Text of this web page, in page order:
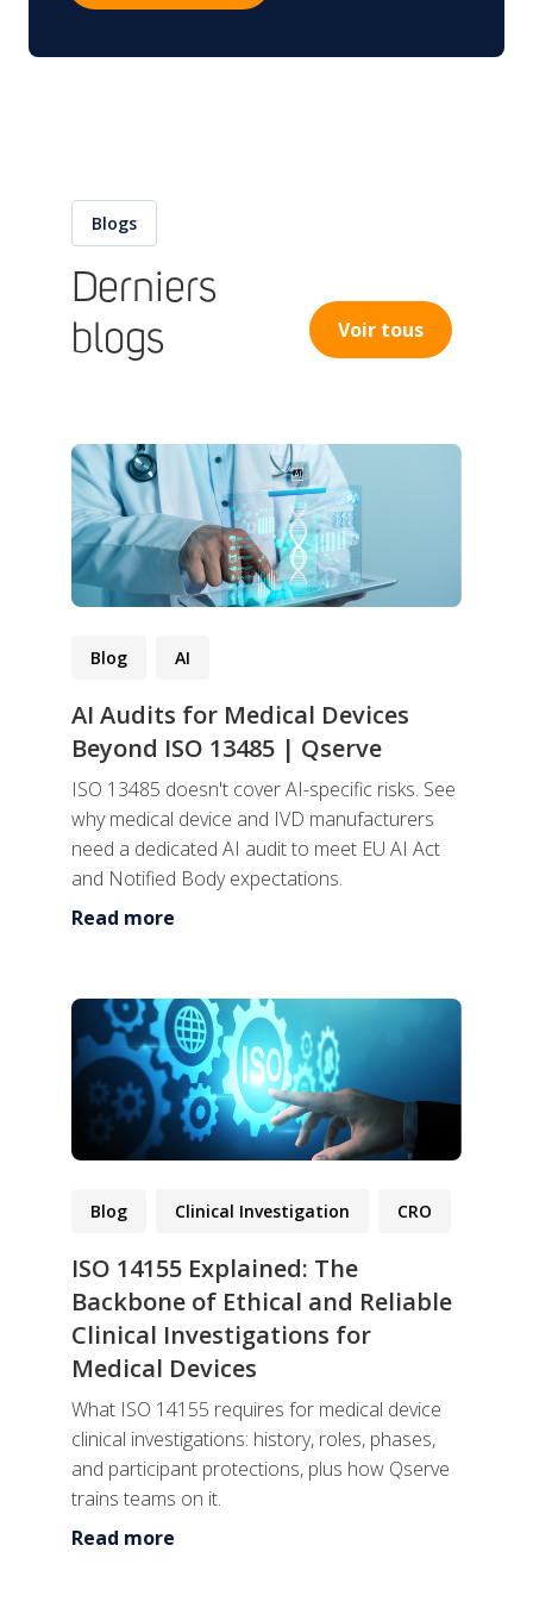
Blogs
Derniers
blogs
Voir tous
Blog AI
AI Audits for Medical Devices
Beyond ISO 13485 | Qserve
ISO 13485 doesn't cover AI-specific risks. See
why medical device and IVD manufacturers
need a dedicated AI audit to meet EU AI Act
and Notified Body expectations.
Read more
Blog Clinical Investigation CRO
ISO 14155 Explained: The
Backbone of Ethical and Reliable
Clinical Investigations for
Medical Devices
What ISO 14155 requires for medical device
clinical investigations: history, roles, phases,
and participant protections, plus how Qserve
trains teams on it.
Read more